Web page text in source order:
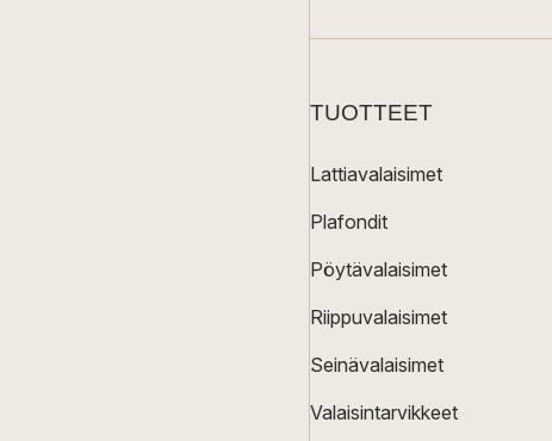
TUOTTEET
Lattiavalaisimet
Plafondit
Pöytävalaisimet
Riippuvalaisimet
Seinävalaisimet
Valaisintarvikkeet